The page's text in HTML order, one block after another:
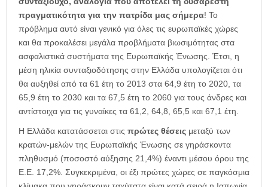
πραγματικότητα για την πατρίδα μας σήμερα! Το
πρόβλημα αυτό είναι γενικό για όλες τις ευρωπαϊκές χώρες
και θα προκαλέσει μεγάλα προβλήματα βιωσιμότητας στα
ασφαλιστικά συστήματα της Ευρωπαϊκής Ένωσης. Έτσι, η
μέση ηλικία συνταξιοδότησης στην Ελλάδα υπολογίζεται ότι
θα αυξηθεί από τα 61 έτη το 2013 στα 64,9 έτη το 2020, τα
65,9 έτη το 2030 και τα 67,5 έτη το 2060 για τους άνδρες και
αντίστοιχα για τις γυναίκες τα 61,2, 64,8, 65,5 και 67,1 έτη.
Η Ελλάδα κατατάσσεται στις πρώτες θέσεις μεταξύ των
κρατών-μελών της Ευρωπαϊκής Ένωσης σε γηράσκοντα
πληθυσμό (ποσοστό αύξησης 21,4%) έναντι μέσου όρου της
Ε.Ε. 17,2%. Συγκεκριμένα, οι έξι πρώτες χώρες σε παγκόσμια